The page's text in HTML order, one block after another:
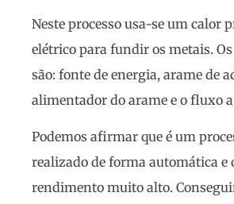
Neste processo usa-se um calor
elétrico para fundir os metais.
são: fonte de energia, arame de
alimentador do arame e o fluxo a
Podemos afirmar que é um
realizado de forma automática e
rendimento muito alto.